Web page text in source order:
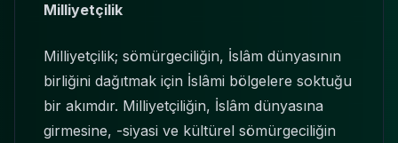
Milliyetçilik
Milliyetçilik; sömürgeciliğin, İslâm dünyasının
birliğini dağıtmak için İslâmi bölgelere soktuğu
bir akımdır. Milliyetçiliğin, İslâm dünyasına
girmesine, -siyasi ve kültürel sömürgeciliğin